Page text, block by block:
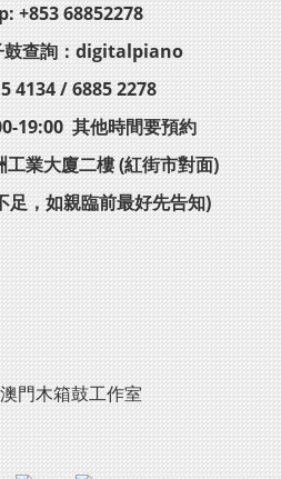
+853 68852278
鼓查詢：digitalpiano
4134 / 6885 2278
19:00 其他時間要預約
業大廈二樓 (紅街市對面)
足，如親臨前最好先告知)
門木箱鼓工作室